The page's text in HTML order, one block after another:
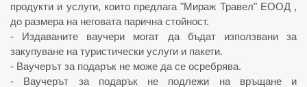
продукти и услуги, които предлага "Мираж Травел" ЕООД,
до размера на неговата парична стойност.
- Издаваните ваучери могат да бъдат използвани за
закупуване на туристически услуги и пакети.
- Ваучерът за подарък не може да се осребрява.
- Ваучерът за подарък не подлежи на връщане и